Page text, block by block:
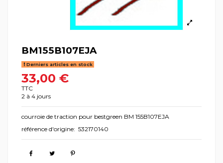
BM155B107EJA
Derniers articles en stock
33,00 €
TTC
2 à 4 jours
courroie de traction pour bestgreen BM 155B107EJA
référence d'origine: 532170140